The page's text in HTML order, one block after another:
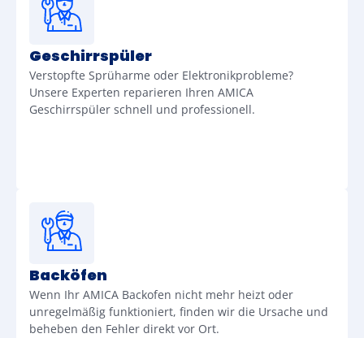
Geschirrspüler
Verstopfte Sprüharme oder Elektronikprobleme?
Unsere Experten reparieren Ihren AMICA
Geschirrspüler schnell und professionell.
Backöfen
Wenn Ihr AMICA Backofen nicht mehr heizt oder
unregelmäßig funktioniert, finden wir die Ursache und
beheben den Fehler direkt vor Ort.